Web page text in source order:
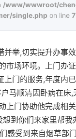
/www/wwwroot/
single.php on line7
举,切实提升办事
市场环境。上门办
门的服务,年度内
马顺清因卧病在床
门协助他完成相
到你们来家里帮
感受到来自烟草部